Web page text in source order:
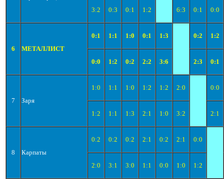
3:2
0:3 0:1 1:2 6:3 0:1 0:0
6 МЕТАЛЛИСТ
0:1 1:1 1:0 0:1 1:3 0:2 1:2
0:0 1:2 0:2 2:2 3:6 2:3 0:1
7 Заря
1:0 1:1 1:0 1:2 1:2 2:0 0:0
1:2 1:1 1:3 2:1 1:0 3:2 2:1
8 Карпаты
0:2 0:2 0:2 2:1 0:2 2:1 0:0
2:0 3:1 3:0 1:1 0:0 1:0 1:2